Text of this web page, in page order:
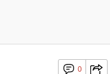
0